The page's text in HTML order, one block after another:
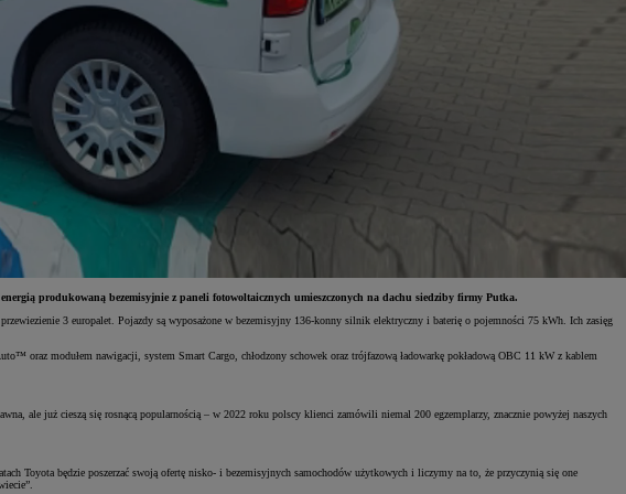
Odkryj 35 wyjątkowych ofert
produkowaną bezemisyjnie z paneli fotowoltaicznych umieszczonych na dachu siedziby firmy Putka.
3 europalet. Pojazdy są wyposażone w bezemisyjny 136-konny silnik elektryczny i baterię o pojemności 75 kWh. Ich zasięg
modułem nawigacji, system Smart Cargo, chłodzony schowek oraz trójfazową ładowarkę pokładową OBC 11 kW z kablem
ale już cieszą się rosnącą popularnością – w 2022 roku polscy klienci zamówili niemal 200 egzemplarzy, znacznie powyżej naszych
Toyota będzie poszerzać swoją ofertę nisko- i bezemisyjnych samochodów użytkowych i liczymy na to, że przyczynią się one